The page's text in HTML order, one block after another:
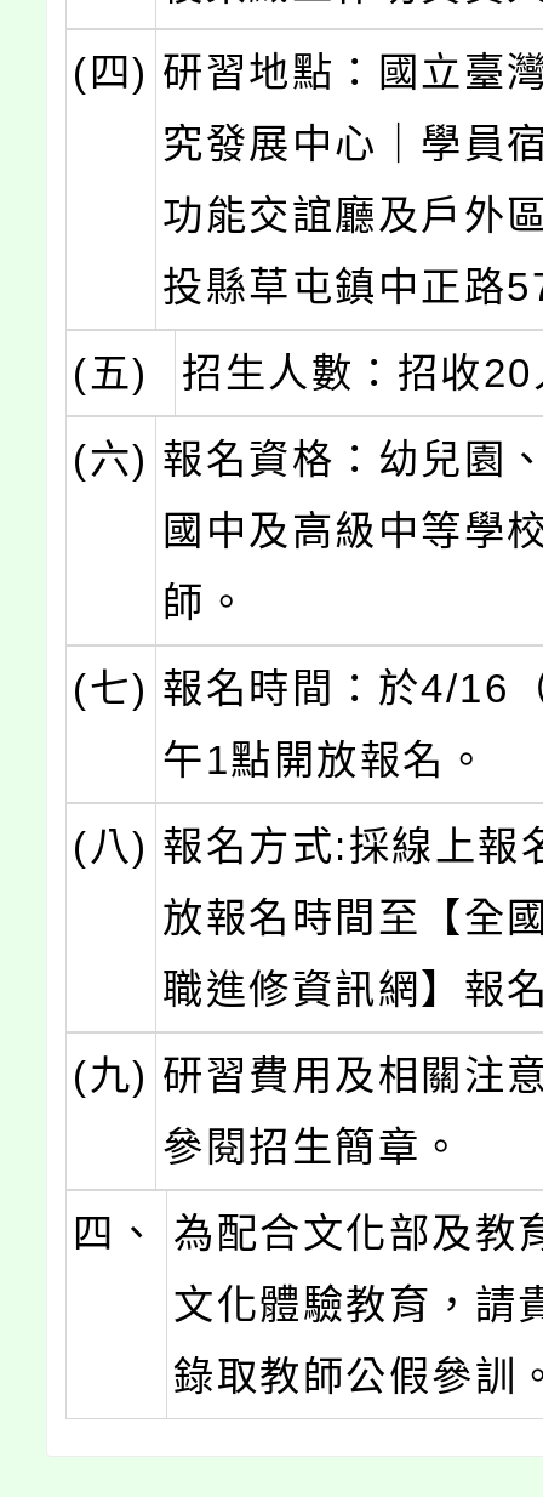
(四) 研習地點：國立臺
究發展中心｜學員
功能交誼廳及戶外
投縣草屯鎮中正路
(五)
招生人數：招收
(六) 報名資格：幼兒園
國中及高級中等學
師。
(七) 報名時間：於4/16
午1點開放報名。
(八) 報名方式:採線上報
放報名時間至【全
職進修資訊網】報
(九) 研習費用及相關注
參閱招生簡章。
四、
為配合文化部及教
文化體驗教育，請
錄取教師公假參訓